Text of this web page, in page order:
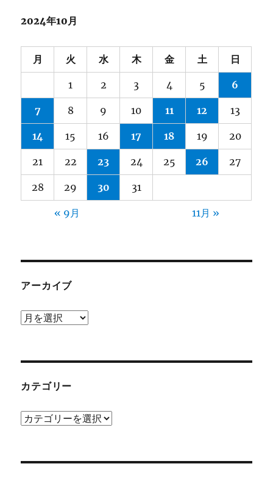
2024年10月
月 火 水 木 金 土 日
1 2 3 4 5 6
7 8 9 10 11 12 13
14 15 16 17 18 19 20
21 22 23 24 25 26 27
28 29 30 31
« 9月 11月 »
アーカイブ
ア
ブ
カテゴリー
カ